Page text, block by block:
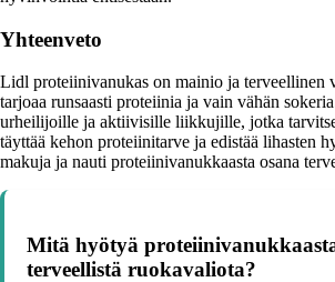
Yhteenveto
Lidl proteiinivanukas on mainio ja terveellinen
tarjoaa runsaasti proteiinia ja vain vähän
urheilijoille ja aktiivisille liikkujille, jotka
täyttää kehon proteiinitarve ja edistää lihasten
makuja ja nauti proteiinivanukkaasta osana
Mitä hyötyä
terveellistä ruokavaliota?